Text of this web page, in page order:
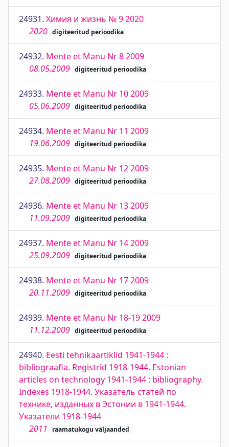
24931. Химия и жизнь № 9 2020
2020 digiteeritud perioodika
24932. Mente et Manu Nr 8 2009
08.05.2009 digiteeritud perioodika
24933. Mente et Manu Nr 10 2009
05.06.2009 digiteeritud perioodika
24934. Mente et Manu Nr 11 2009
19.06.2009 digiteeritud perioodika
24935. Mente et Manu Nr 12 2009
27.08.2009 digiteeritud perioodika
24936. Mente et Manu Nr 13 2009
11.09.2009 digiteeritud perioodika
24937. Mente et Manu Nr 14 2009
25.09.2009 digiteeritud perioodika
24938. Mente et Manu Nr 17 2009
20.11.2009 digiteeritud perioodika
24939. Mente et Manu Nr 18-19 2009
11.12.2009 digiteeritud perioodika
24940. Eesti tehnikaartiklid 1941-1944 :
bibliograafia. Registrid 1918-1944. Estonian
articles on technology 1941-1944 : bibliography.
Indexes 1918-1944. Указатель статей по
технике, изданных в Эстонии в 1941-1944.
Указатели 1918-1944
2011
raamatukogu väljaanded